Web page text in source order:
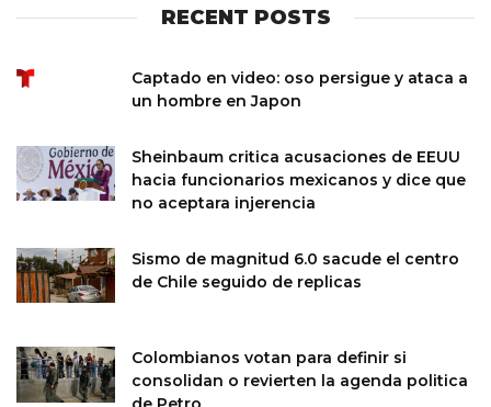
RECENT POSTS
Captado en video: oso persigue y ataca a
un hombre en Japon
Sheinbaum critica acusaciones de EEUU
hacia funcionarios mexicanos y dice que
no aceptara injerencia
Sismo de magnitud 6.0 sacude el centro
de Chile seguido de replicas
Colombianos votan para definir si
consolidan o revierten la agenda politica